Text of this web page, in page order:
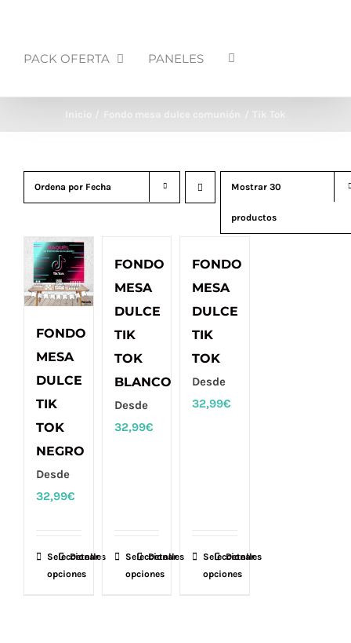
PACK OFERTA PANELES
Inicio Fondo mesa dulce comunión Tik Tok
Ordena por Fecha Mostrar 30
productos
FONDO
MESA
DULCE
TIK
TOK
NEGRO
Desde
32,99€
Seleccionar
opciones
Este
producto
Detalles
FONDO
MESA
DULCE
TIK
TOK
BLANCO
Desde
32,99€
Seleccionar
opciones
Este
producto
Detalles
FONDO
MESA
DULCE
TIK
TOK
Desde
32,99€
Seleccionar
opciones
Este
producto
Detalles